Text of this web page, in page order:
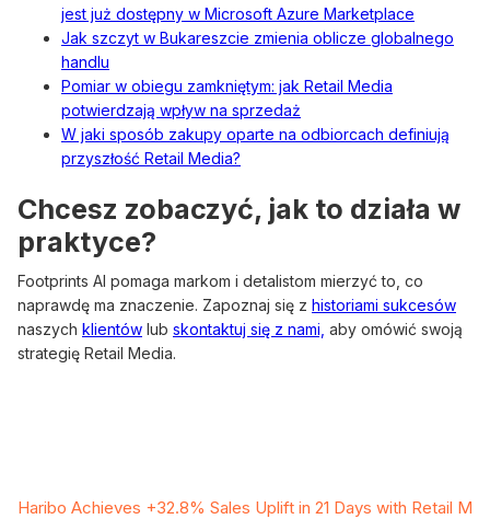
jest już dostępny w Microsoft Azure Marketplace
Jak szczyt w Bukareszcie zmienia oblicze globalnego
handlu
Pomiar w obiegu zamkniętym: jak Retail Media
potwierdzają wpływ na sprzedaż
W jaki sposób zakupy oparte na odbiorcach definiują
przyszłość Retail Media?
Chcesz zobaczyć, jak to działa w
praktyce?
Footprints AI pomaga markom i detalistom mierzyć to, co
naprawdę ma znaczenie. Zapoznaj się z historiami sukcesów
naszych klientów lub skontaktuj się z nami, aby omówić swoją
strategię Retail Media.
Haribo Achieves +32.8% Sales Uplift in 21 Days with Retail M